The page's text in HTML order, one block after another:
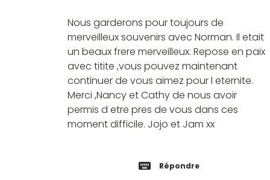
Nous garderons pour toujours de
merveilleux souvenirs avec Norman. Il etait
un beaux frere merveilleux. Repose en paix
avec titite ,vous pouvez maintenant
continuer de vous aimez pour l eternite.
Merci ,Nancy et Cathy de nous avoir
permis d etre pres de vous dans ces
moment difficile. Jojo et Jam xx
Répondre